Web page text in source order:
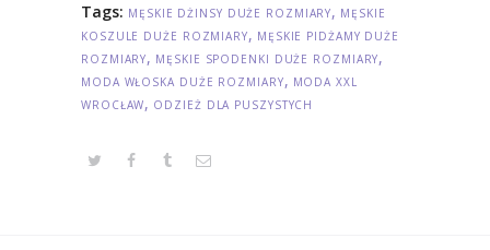
Tags: MĘSKIE DŻINSY DUŻE ROZMIARY, MĘSKIE
KOSZULE DUŻE ROZMIARY, MĘSKIE PIDŻAMY DUŻE
ROZMIARY, MĘSKIE SPODENKI DUŻE ROZMIARY,
MODA WŁOSKA DUŻE ROZMIARY, MODA XXL
WROCŁAW, ODZIEŻ DLA PUSZYSTYCH